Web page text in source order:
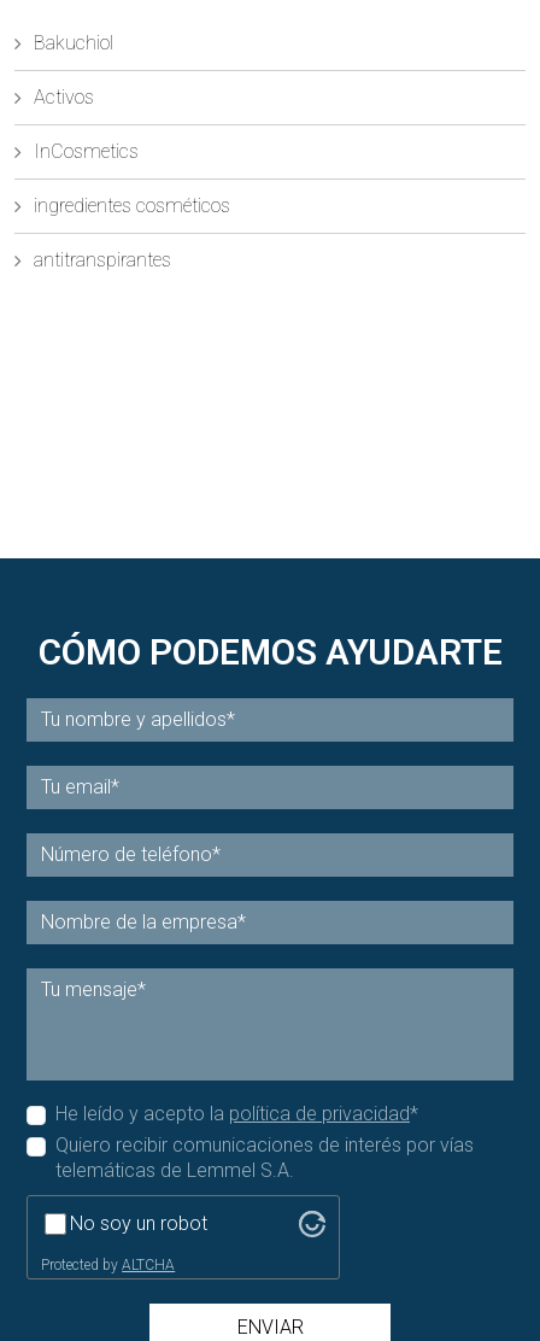
Bakuchiol
Activos
InCosmetics
ingredientes cosméticos
antitranspirantes
CÓMO PODEMOS AYUDARTE
He leído y acepto la política de privacidad*
Quiero recibir comunicaciones de interés por vías
telemáticas de Lemmel S.A.
No soy un robot
Protected byALTCHA
ENVIAR